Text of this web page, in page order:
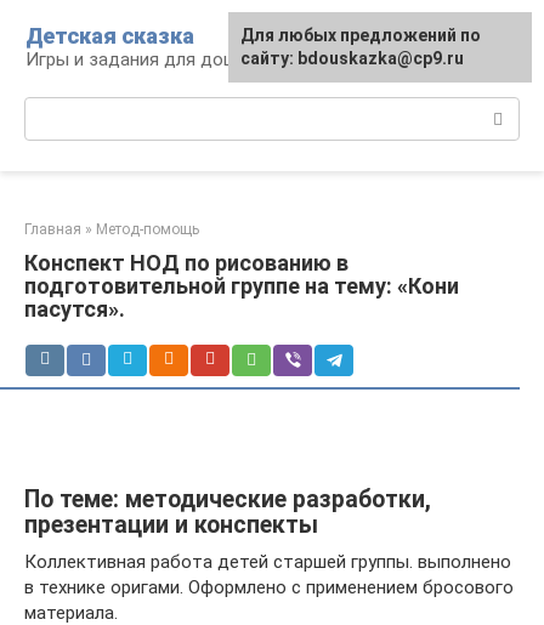
контенту
Детская сказка
Игры и задания для дошкольников
Главная » Метод-помощь
Конспект НОД по рисованию в
подготовительной группе на тему: «Кони
пасутся».
По теме: методические разработки,
презентации и конспекты
Коллективная работа детей старшей группы. выполнено
в технике оригами. Оформлено с применением бросового
материала.
Для любых предложений по
сайту: bdouskazka@cp9.ru